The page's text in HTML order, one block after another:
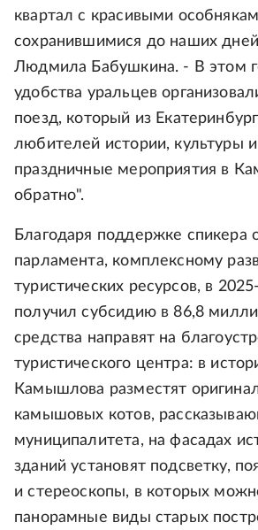
квартал с красивыми
сохранившимися до наших
Людмила Бабушкина. - В этом
удобства уральцев
поезд, который из
любителей истории, культуры
праздничные мероприятия в
обратно".
Благодаря поддержке спикера
парламента, комплексному
туристических ресурсов, в
получил субсидию в 86,8
средства направят на
туристического центра: в
Камышлова разместят
камышовых котов,
муниципалитета, на фасадах
зданий установят подсветку,
и стереоскопы, в которых
панорамные виды старых